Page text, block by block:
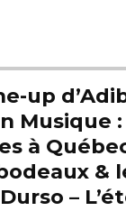
up
Musique
à
&
–